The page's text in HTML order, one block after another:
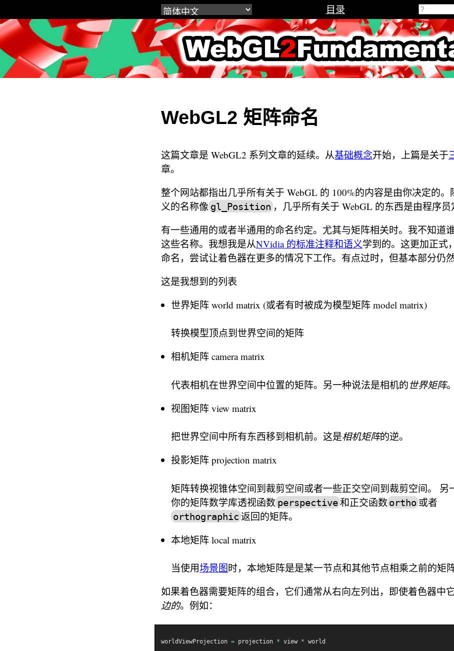
目录
WebGL2 矩阵命名
这篇文章是 WebGL2 系列文章的延续。从基础概念开始，上篇是关于
章。
整个网站都指出几乎所有关于 WebGL 的 100%的内容是由你决定的。
义的名称像 gl_Position ，几乎所有关于 WebGL 的东西是由程序员
有一些通用的或者半通用的命名约定。尤其与矩阵相关时。我不知道
这些名称。我想我是从NVidia 的标准注释和语义学到的。这更加正式
命名，尝试让着色器在更多的情况下工作。有点过时，但基本部分仍然
这是我想到的列表
世界矩阵 world matrix (或者有时被成为模型矩阵 model matrix)
转换模型顶点到世界空间的矩阵
相机矩阵 camera matrix
代表相机在世界空间中位置的矩阵。另一种说法是相机的世界矩阵。
视图矩阵 view matrix
把世界空间中所有东西移到相机前。这是相机矩阵的逆。
投影矩阵 projection matrix
矩阵转换视锥体空间到裁剪空间或者一些正交空间到裁剪空间。 另
你的矩阵数学库透视函数 perspective和正交函数 ortho 或者
orthographic 返回的矩阵。
本地矩阵 local matrix
当使用场景图时，本地矩阵是是某一节点和其他节点相乘之前的矩阵
如果着色器需要矩阵的组合，它们通常从右向左列出，即使着色器中
边的。例如：
worldViewProjection = projection * view * world